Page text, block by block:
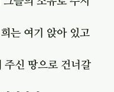
는 여기 앉아 있고
주신 땅으로 건너갈